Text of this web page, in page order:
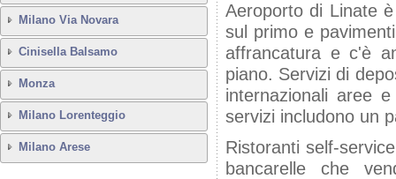
Milano Via Novara
Cinisella Balsamo
Monza
Milano Lorenteggio
Milano Arese
Aeroporto di Linate
sul primo e
affrancatura e c'è
piano. Servizi di
internazionali aree
servizi includono un
Ristoranti self-
bancarelle che